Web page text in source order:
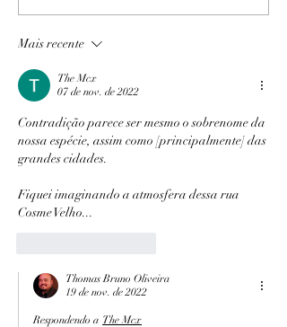
Mais recente
The Mcx
07 de nov. de 2022
Contradição parece ser mesmo o sobrenome da
nossa espécie, assim como [principalmente] das
grandes cidades.
Fiquei imaginando a atmosfera dessa rua
Cosme Velho...
Thomas Bruno Oliveira
19 de nov. de 2022
Respondendo a The Mcx